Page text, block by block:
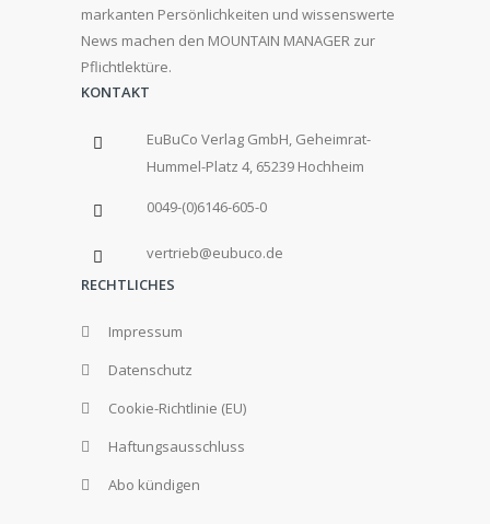
markanten Persönlichkeiten und wissenswerte
News machen den MOUNTAIN MANAGER zur
Pflichtlektüre.
KONTAKT
EuBuCo Verlag GmbH, Geheimrat-
Hummel-Platz 4, 65239 Hochheim
0049-(0)6146-605-0
vertrieb@eubuco.de
RECHTLICHES
Impressum
Datenschutz
Cookie-Richtlinie (EU)
Haftungsausschluss
Abo kündigen